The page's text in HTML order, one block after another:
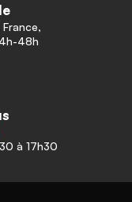
48h
à 17h30